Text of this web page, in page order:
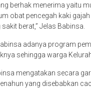
berhak menerima yaitu
obat pencegah kaki
berat,” Jelas Babinsa.
adanya program
sehingga warga
mengatakan secara
yang disebabkan